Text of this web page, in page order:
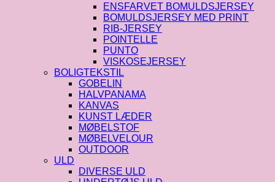
ENSFARVET BOMULDSJERSEY
BOMULDSJERSEY MED PRINT
RIB-JERSEY
POINTELLE
PUNTO
VISKOSEJERSEY
BOLIGTEKSTIL
GOBELIN
HALVPANAMA
KANVAS
KUNST LÆDER
MØBELSTOF
MØBELVELOUR
OUTDOOR
ULD
DIVERSE ULD